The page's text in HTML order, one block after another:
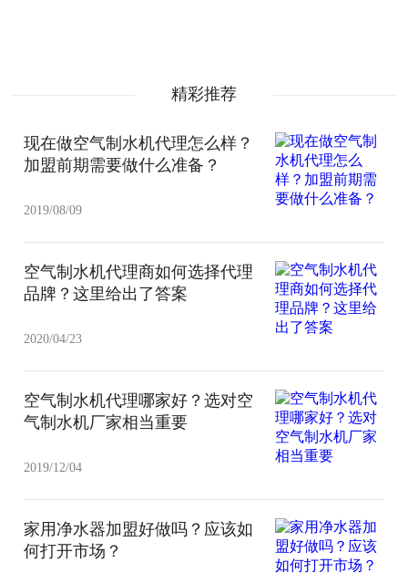
精彩推荐
现在做空气制水机代理怎么样？
加盟前期需要做什么准备？
2019/08/09
空气制水机代理商如何选择代理
品牌？这里给出了答案
2020/04/23
空气制水机代理哪家好？选对空
气制水机厂家相当重要
2019/12/04
家用净水器加盟好做吗？应该如
何打开市场？